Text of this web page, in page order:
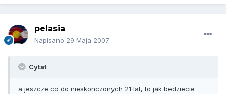
pelasia
Napisano 29 Maja 2007
Cytat
a jeszcze co do nieskonczonych 21 lat, to jak bedziecie